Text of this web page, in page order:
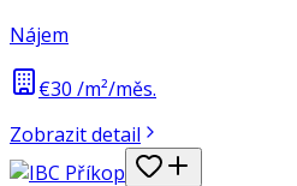
Nájem
€30 /m²/měs.
Zobrazit detail